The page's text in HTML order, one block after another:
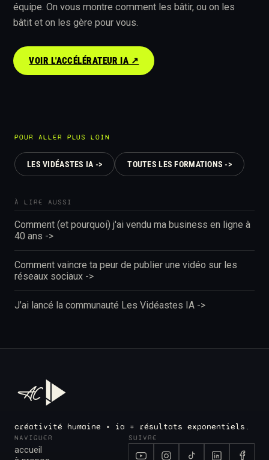
équipe. On vous montre comment les bâtir, ou on les
bâtit et on les gère pour vous.
VOIR L'ACCÉLÉRATEUR IA ↗︎
POUR ALLER PLUS LOIN
LES VIDÉASTES IA -> TOUTES LES FORMATIONS ->
À LIRE AUSSI
Comment (et pourquoi) j'ai vendu ma business en ligne à
40 ans ->
Comment vaincre ta peur de publier une vidéo sur les
réseaux sociaux ->
J’ai lancé la communauté Les Vidéastes IA ->
créativité humaine × ia = résultats exponentiels.
NAVIGUER
accueil
SUIVRE